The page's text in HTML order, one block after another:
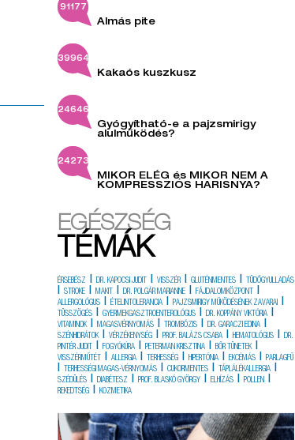
91177
Almás pite
39964
Kakaós kuszkusz
24646
Gyógyítható-e a pajzsmirigy
alulműködés?
24273
MIKOR ELÉG és MIKOR NEM A
KOMPRESSZIÓS HARISNYA?
EGÉSZSÉG
TÉMÁK
ÉRSEBÉSZ | DR. KAPOCSI JUDIT | VISSZÉR | GLUTÉNMENTES | TÜDŐGYULLADÁS
| STROKE | MAKIT | DR. POLGÁR MARIANNE | FÁJDALOMKÖZPONT |
ALLERGOLÓGUS | ÉTELINTOLERANCIA | PAJZSMIRIGY MŰKÖDÉSÉNEK ZAVARAI |
TÜSSZÖGÉS | GYERMEKGASZTROENTEROLÓGUS | DR. KOPPÁNY VIKTÓRIA |
VITAMINOK| MAGASVÉRNYOMÁS | TROMBÓZIS | DR. GARACZI EDINA |
SZÉNHIDRÁTOK| VÉRZÉKENYSÉG | PROF. BALÁZS CSABA | HEMATOLÓGUS | DR.
PINTÉR JUDIT
| FOGYÓKÚRA | PETERMAN KRISZTINA | BŐR TÜNETEK|
VISSZÉRMŰTÉT | ALLERGIA | TERHESSÉG | HIPERTÓNIA | EKCÉMÁS | PARLAGFŰ
| TERHESSÉGI MAGAS-VÉRNYOMÁS | CUKORMENTES | TÁPLÁLÉKALLERGIA |
SZÉDÜLÉS | DIABÉTESZ | PROF. BLASKÓ GYÖRGY | ELHÍZÁS | POLLEN |
REKEDTSÉG | KOZMETIKA